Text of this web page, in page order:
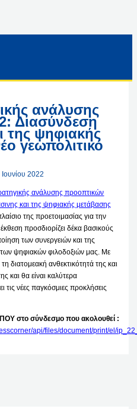
ανάλυσης
Διασύνδεση
της ψηφιακής
γεωπολιτικό
2022
ανάλυσης προοπτικών
και της ψηφιακής μετάβασης
της προετοιμασίας για την
προσδιορίζει δέκα βασικούς
των συνεργειών και της
των ψηφιακών φιλοδοξιών μας. Με
διατομεακή ανθεκτικότητά της και
και θα είναι καλύτερα
τις νέες παγκόσμιες προκλήσεις
στο σύνδεσμο που ακολουθεί :
api/files/document/print/el/